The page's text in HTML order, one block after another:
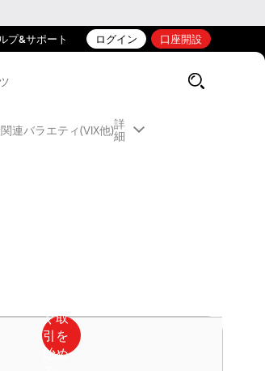
プ&サポート ログイン 口座開設
連バラエティ(VIX他)詳
細